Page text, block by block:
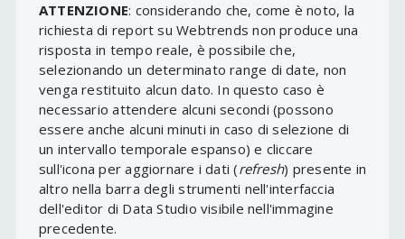
ATTENZIONE: considerando che, come è noto, la
richiesta di report su Webtrends non produce una
risposta in tempo reale, è possibile che,
selezionando un determinato range di date, non
venga restituito alcun dato. In questo caso è
necessario attendere alcuni secondi (possono
essere anche alcuni minuti in caso di selezione di
un intervallo temporale espanso) e cliccare
sull'icona per aggiornare i dati (refresh) presente in
altro nella barra degli strumenti nell'interfaccia
dell'editor di Data Studio visibile nell'immagine
precedente.